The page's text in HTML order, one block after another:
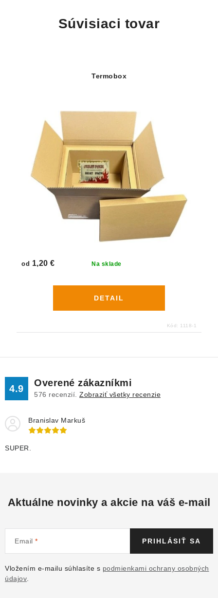
Súvisiaci tovar
Termobox
Na sklade
od 1,20 €
DETAIL
Kód: 1118-1
4.9
Overené zákazníkmi
576 recenzií. Zobraziť všetky recenzie
Branislav Markuš
SUPER.
Aktuálne novinky a akcie na váš e-mail
Email
Vložením e-mailu súhlasíte s podmienkami ochrany osobných
údajov
PRIHLÁSIŤ SA